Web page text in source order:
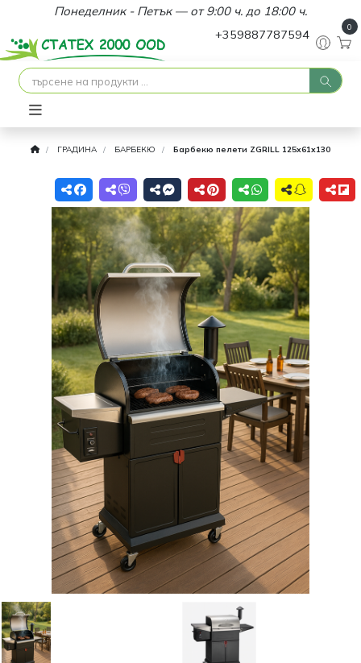
Понеделник - Петък — от 9:00 ч. до 18:00 ч.
+359887787594
0
ГРАДИНА БАРБЕКЮ Барбекю пелети ZGRILL 125х61х130